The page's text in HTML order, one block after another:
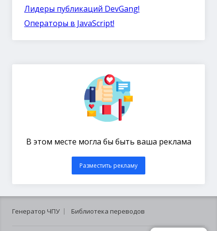
Лидеры публикаций DevGang!
Операторы в JavaScript!
В этом месте могла бы быть ваша реклама
Разместить рекламу
Генератор ЧПУ Библиотека переводов